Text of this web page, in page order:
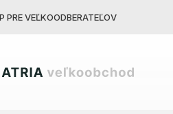
PRE VEĽKOODBERATEĽOV